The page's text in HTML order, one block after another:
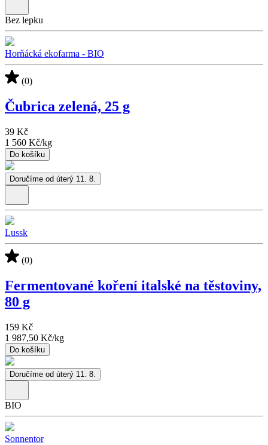
Bez lepku
Horňácká ekofarma - BIO
(0)
Čubrica zelená, 25 g
39 Kč
1 560 Kč/kg
Do košíku
Doručíme od úterý 11. 8.
Lussk
(0)
Fermentované koření italské na těstoviny,
80 g
159 Kč
1 987,50 Kč/kg
Do košíku
Doručíme od úterý 11. 8.
BIO
Sonnentor